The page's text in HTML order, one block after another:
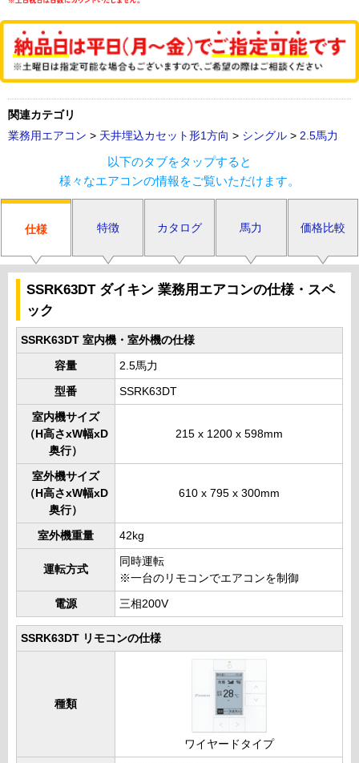
関連カテゴリ
業務用エアコン > 天井埋込カセット形1方向 > シングル > 2.5馬力
以下のタブをタップすると
様々なエアコンの情報をご覧いただけます。
仕様 特徴 カタログ 馬力 価格比較
SSRK63DT ダイキン 業務用エアコンの仕様・スペ
ック
SSRK63DT 室内機・室外機の仕様
容量 2.5馬力
型番 SSRK63DT
室内機サイズ
（H高さxW幅xD
奥行）
215 x 1200 x 598mm
室外機サイズ
（H高さxW幅xD
奥行）
610 x 795 x 300mm
室外機重量 42kg
運転方式
同時運転
※一台のリモコンでエアコンを制御
電源 三相200V
SSRK63DT リモコンの仕様
種類
ワイヤードタイプ